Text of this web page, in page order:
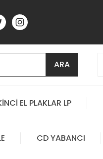
ARA
EL PLAKLAR LP
CD YABANCI